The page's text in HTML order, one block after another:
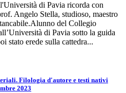
di Pavia ricorda con
Angelo Stella, studioso, maestro
del Collegio
di Pavia sotto la guida
stato erede sulla cattedra...
Filologia d'autore e testi nativi
2023